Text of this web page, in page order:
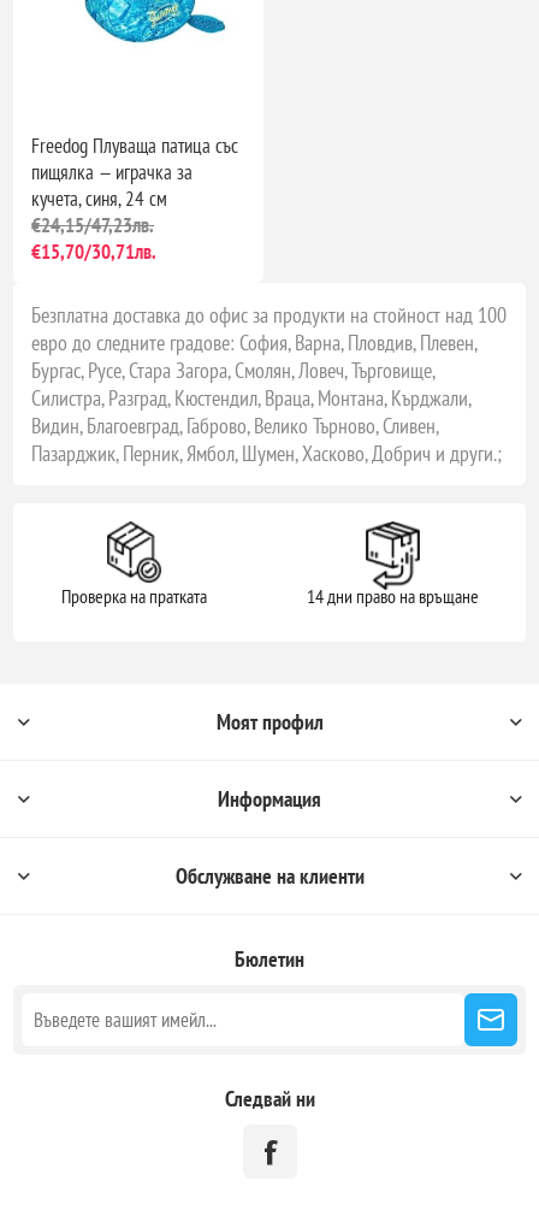
Freedog Плуваща патица със
пищялка — играчка за
кучета, синя, 24 см
€24,15/47,23лв.
€15,70/30,71лв.
Безплатна доставка до офис за продукти на стойност над 100
евро до следните градове: София, Варна, Пловдив, Плевен,
Бургас, Русе, Стара Загора, Смолян, Ловеч, Търговище,
Силистра, Разград, Кюстендил, Враца, Монтана, Кърджали,
Видин, Благоевград, Габрово, Велико Търново, Сливен,
Пазарджик, Перник, Ямбол, Шумен, Хасково, Добрич и други.;
Проверка на пратката 14 дни право на връщане
Моят профил
Информация
Обслужване на клиенти
Бюлетин
Следвай ни